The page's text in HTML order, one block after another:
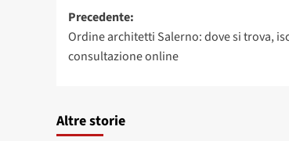
Navigazione
articolo
Precedente:
Ordine architetti Salerno: dove si trova,
consultazione online
Altre storie